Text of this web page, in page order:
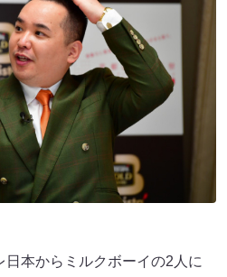
日本からミルクボーイの2人に